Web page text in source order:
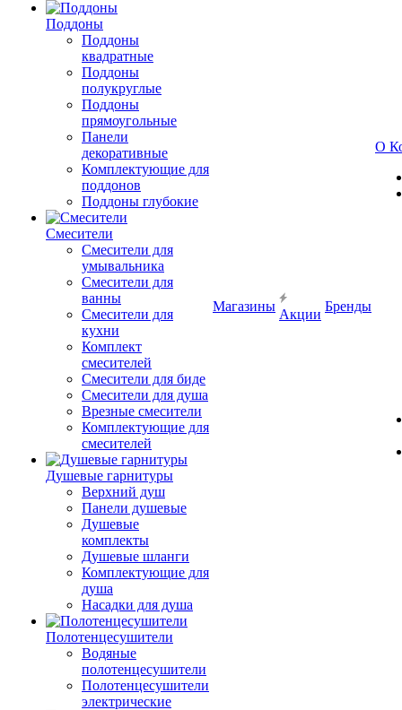
Поддоны
Поддоны
квадратные
Поддоны
полукруглые
Поддоны
прямоугольные
Панели
декоративные
Комплектующие для
поддонов
Поддоны глубокие
Смесители
Смесители для
умывальника
Смесители для
ванны
Смесители для
кухни
Комплект
смесителей
Смесители для биде
Смесители для душа
Врезные смесители
Комплектующие для
смесителей
Душевые гарнитуры
Верхний душ
Панели душевые
Душевые
комплекты
Душевые шланги
Комплектующие для
душа
Насадки для душа
Полотенцесушители
Водяные
полотенцесушители
Полотенцесушители
электрические
Магазины
Акции
Бренды
О